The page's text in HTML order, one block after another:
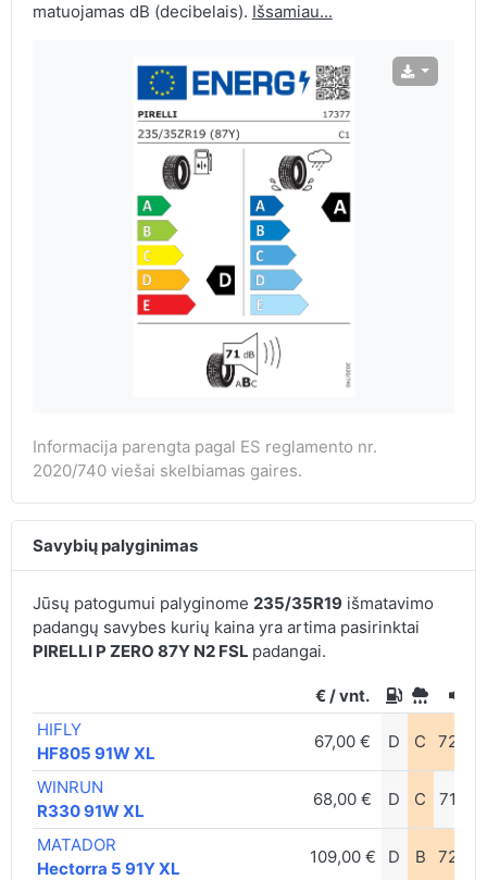
matuojamas dB (decibelais). Išsamiau...
Informacija parengta pagal ES reglamento nr.
2020/740 viešai skelbiamas gaires.
Savybių palyginimas
Jūsų patogumui palyginome 235/35R19išmatavimo
padangų savybes kurių kaina yra artima pasirinktai
PIRELLI P ZERO 87Y N2 FSL padangai.
€ / vnt.
HIFLY
HF805 91W XL
67,00 € D C 72db
WINRUN
R330 91W XL
68,00 € D C 71db
MATADOR
Hectorra 5 91Y XL
109,00 € D B 72db